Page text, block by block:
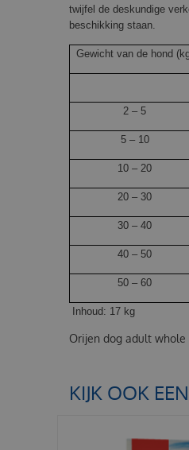
twijfel de deskundige
beschikking staan.
Gewicht van de hond
2 – 5
5 – 10
10 – 20
20 – 30
30 – 40
40 – 50
50 – 60
Inhoud: 17 kg
Orijen dog adult whole
KIJK OOK